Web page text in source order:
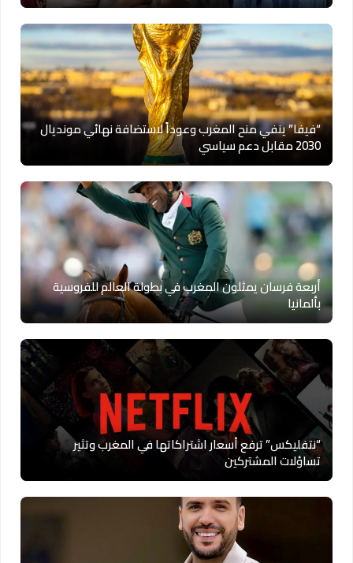
“فيفا” ينفي منح المغرب وعوداً لاستضافة نهائي مونديال
2030 مقابل دعم سياسي
أربعة فرسان يمثلون المغرب في بطولة العالم للفروسية
بألمانيا
“نتفليكس” ترفع أسعار اشتراكاتها في المغرب وتثير
تساؤلات المشتركين